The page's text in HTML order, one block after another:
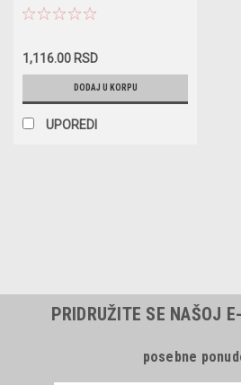
'05- obostrano
1,116.00 RSD
DODAJ U KORPU
UPOREDI
PRIDRUŽITE SE NAŠOJ
posebne